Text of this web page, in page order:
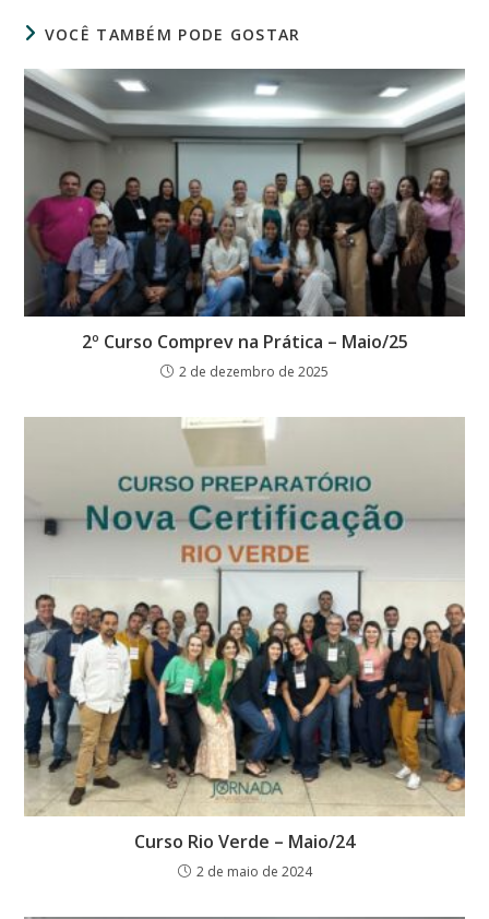
VOCÊ TAMBÉM PODE GOSTAR
2º Curso Comprev na Prática – Maio/25
2 de dezembro de 2025
Curso Rio Verde – Maio/24
2 de maio de 2024